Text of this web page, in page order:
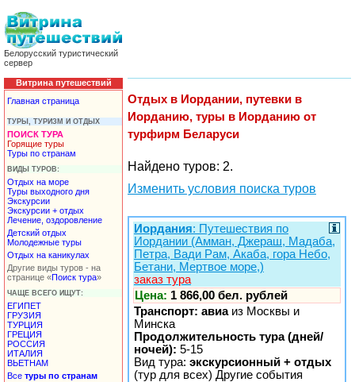
Белорусский туристический
сервер
Витрина путешествий
Главная страница
ТУРЫ, ТУРИЗМ И ОТДЫХ
ПОИСК ТУРА
Горящие туры
Туры по странам
ВИДЫ ТУРОВ:
Отдых на море
Туры выходного дня
Экскурсии
Экскурсии + отдых
Лечение, оздоровление
Детский отдых
Молодежные туры
Отдых на каникулах
Другие виды туров - на
странице «Поиск тура»
ЧАЩЕ ВСЕГО ИЩУТ:
ЕГИПЕТ
ГРУЗИЯ
ТУРЦИЯ
ГРЕЦИЯ
РОССИЯ
ИТАЛИЯ
ВЬЕТНАМ
Все туры по странам
Отдых в Иордании, путевки в
Иорданию, туры в Иорданию от
турфирм Беларуси
Найдено туров: 2.
Изменить условия поиска туров
Иордания: Путешествия по
Иордании (Амман, Джераш, Мадаба,
Петра, Вади Рам, Акаба, гора Небо,
Бетани, Мертвое море,)
заказ тура
Цена: 1 866,00 бел. рублей
Транспорт: авиаиз Москвы и
Минска
Продолжительность тура (дней/
ночей): 5-15
Вид тура: экскурсионный + отдых
(тур для всех) Другие события